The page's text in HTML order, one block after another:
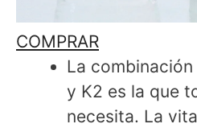
COMPRAR
La
y K2 es la que
necesita. La